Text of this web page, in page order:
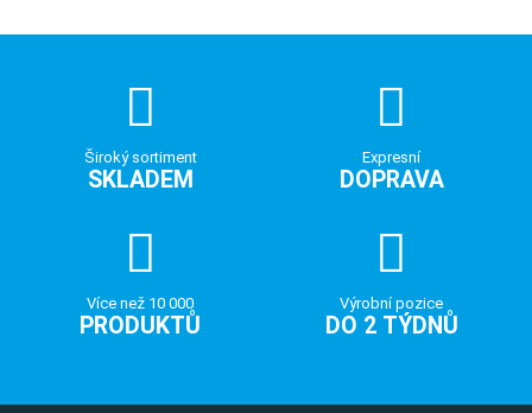
Široký sortiment
SKLADEM
Expresní
DOPRAVA
Více než 10 000
PRODUKTŮ
Výrobní pozice
DO 2 TÝDNŮ